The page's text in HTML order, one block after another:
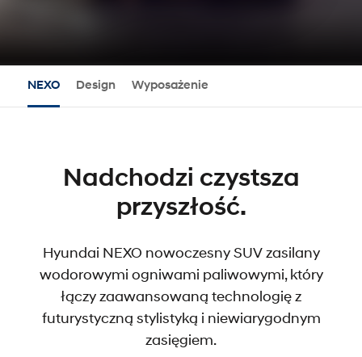
NEXO Design Wyposażenie
Nadchodzi czystsza
przyszłość.
Hyundai NEXO nowoczesny SUV zasilany
wodorowymi ogniwami paliwowymi, który
łączy zaawansowaną technologię z
futurystyczną stylistyką i niewiarygodnym
zasięgiem.